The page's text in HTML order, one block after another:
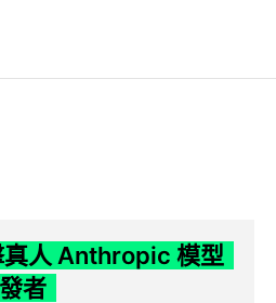
真人 Anthropic 模型
者